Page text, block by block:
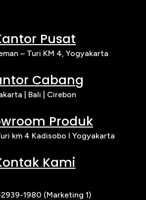
Pusat
– Turi KM 4, Yogyakarta
Cabang
| Bali | Cirebon
Produk
km 4 Kadisobo I Yogyakarta
Kami
1980 (Marketing 1)